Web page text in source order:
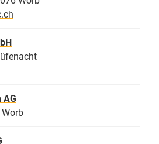
AG